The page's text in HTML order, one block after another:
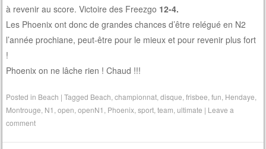
à revenir au score. Victoire des Freezgo 12-4.
Les Phoenix ont donc de grandes chances d’être relégué en N2
l’année prochiane, peut-être pour le mieux et pour revenir plus fort
!
Phoenix on ne lâche rien ! Chaud !!!
Posted in Beach |Tagged Beach ,championnat ,disque ,frisbee ,fun Hendaye
Montrouge N1 ,open ,openN1 Phoenix ,sport ,team ,ultimate | Leave a
comment